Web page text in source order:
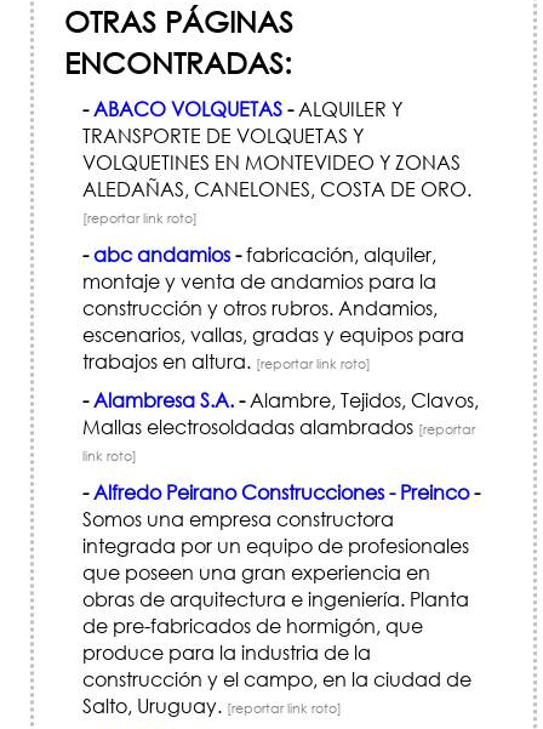
OTRAS PÁGINAS
ENCONTRADAS:
-ABACO VOLQUETAS-ALQUILER Y
TRANSPORTE DE VOLQUETAS Y
VOLQUETINES EN MONTEVIDEO Y ZONAS
ALEDAÑAS, CANELONES, COSTA DE ORO.
[reportar link roto]
-abc andamios-fabricación, alquiler,
montaje y venta de andamios para la
construcción y otros rubros. Andamios,
escenarios, vallas, gradas y equipos para
trabajos en altura. [reportar link roto]
-Alambresa S.A.-Alambre, Tejidos, Clavos,
Mallas electrosoldadas alambrados [reportar
link roto]
-Alfredo Peirano Construcciones - Preinco-
Somos una empresa constructora
integrada por un equipo de profesionales
que poseen una gran experiencia en
obras de arquitectura e ingeniería. Planta
de pre-fabricados de hormigón, que
produce para la industria de la
construcción y el campo, en la ciudad de
Salto, Uruguay. [reportar link roto]